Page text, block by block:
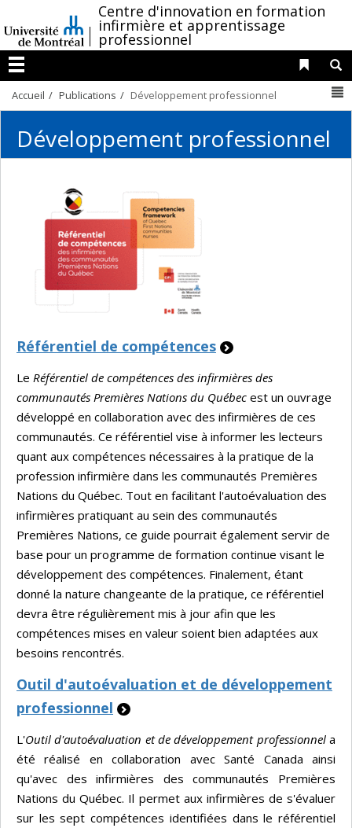
au
contenu
/
Centre d'innovation en formation
infirmière et apprentissage
professionnel
Menu
Liens
Accueil Publications Développement professionnel
Développement professionnel
Référentiel de compétences
Le Référentiel de compétences des infirmières des
communautés Premières Nations du Québec est un ouvrage
développé en collaboration avec des infirmières de ces
communautés. Ce référentiel vise à informer les lecteurs
quant aux compétences nécessaires à la pratique de la
profession infirmière dans les communautés Premières
Nations du Québec. Tout en facilitant l'autoévaluation des
infirmières pratiquant au sein des communautés
Premières Nations, ce guide pourrait également servir de
base pour un programme de formation continue visant le
développement des compétences. Finalement, étant
donné la nature changeante de la pratique, ce référentiel
devra être régulièrement mis à jour afin que les
compétences mises en valeur soient bien adaptées aux
besoins rencontrés.
Outil d'autoévaluation et de développement
professionnel
L'Outil d'autoévaluation et de développement professionnela
été réalisé en collaboration avec Santé Canada ainsi
qu'avec des infirmières des communautés Premières
Nations du Québec. Il permet aux infirmières de s'évaluer
sur les sept compétences identifiées dans le référentiel